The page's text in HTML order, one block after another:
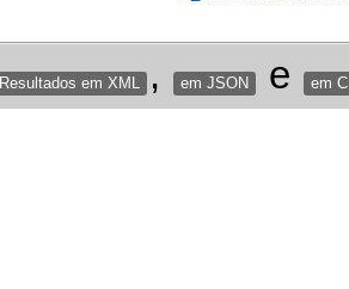
Resultados em XML , em JSON e em